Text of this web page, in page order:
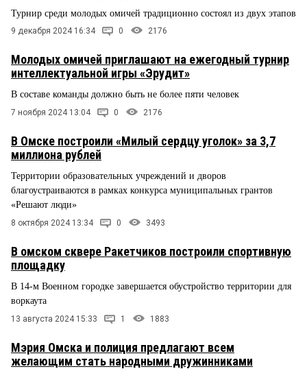
Турнир среди молодых омичей традиционно состоял из двух этапов
9 декабря 2024 16:34 0 2176
Молодых омичей приглашают на ежегодный турнир
интеллектуальной игры «Эрудит»
В составе команды должно быть не более пяти человек
7 ноября 2024 13:04 0 2176
В Омске построили «Милый сердцу уголок» за 3,7
миллиона рублей
Территории образовательных учреждений и дворов
благоустраиваются в рамках конкурса муниципальных грантов
«Решают люди»
8 октября 2024 13:34 0 3493
В омском сквере Ракетчиков построили спортивную
площадку
В 14-м Военном городке завершается обустройство территории для
воркаута
13 августа 2024 15:33 1 1883
Мэрия Омска и полиция предлагают всем
желающим стать народными дружинниками